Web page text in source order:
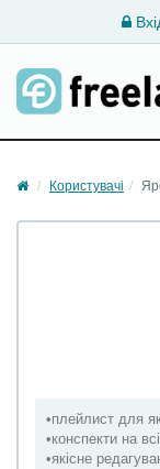
Користувачі
•плейлист для
•конспекти на
•якісне